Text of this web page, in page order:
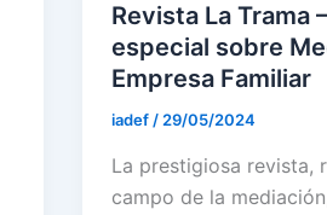
Revista La Trama
especial sobre
Empresa Familiar
iadef/29/05/2024
La prestigiosa revista,
campo de la